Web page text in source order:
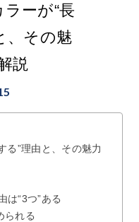
ーが“長
、その魅
説
る”理由と、その魅力
は“3つ”ある
られる